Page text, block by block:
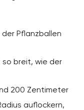
Pflanzballen
breit, wie der
200 Zentimeter
auflockern,